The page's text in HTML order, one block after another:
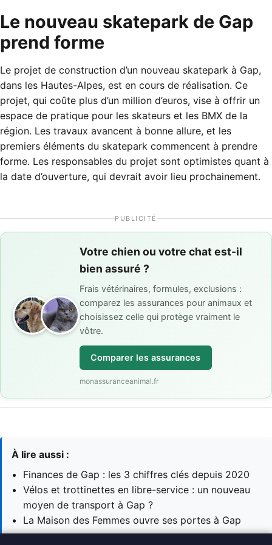
Le nouveau skatepark de Gap
prend forme
Le projet de construction d’un nouveau skatepark à Gap,
dans les Hautes-Alpes, est en cours de réalisation. Ce
projet, qui coûte plus d’un million d’euros, vise à offrir un
espace de pratique pour les skateurs et les BMX de la
région. Les travaux avancent à bonne allure, et les
premiers éléments du skatepark commencent à prendre
forme. Les responsables du projet sont optimistes quant à
la date d’ouverture, qui devrait avoir lieu prochainement.
PUBLICITÉ
Votre chien ou votre chat est-il
bien assuré ?
Frais vétérinaires, formules, exclusions :
comparez les assurances pour animaux et
choisissez celle qui protège vraiment le
vôtre.
Comparer les assurances
monassuranceanimal.fr
À lire aussi :
Finances de Gap : les 3 chiffres clés depuis 2020
Vélos et trottinettes en libre-service : un nouveau
moyen de transport à Gap ?
La Maison des Femmes ouvre ses portes à Gap